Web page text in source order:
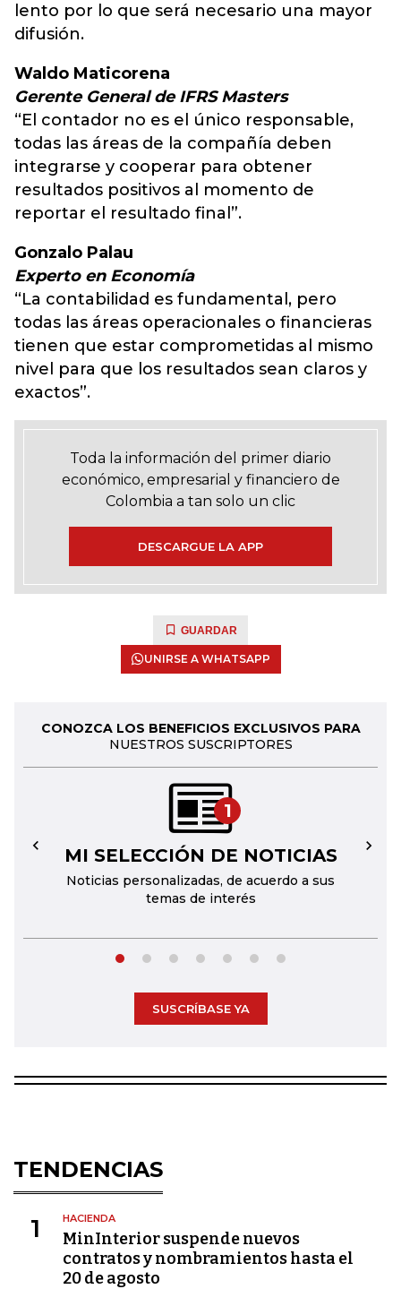
lento por lo que será necesario una mayor
difusión.
Waldo Maticorena
Gerente General de IFRS Masters
“El contador no es el único responsable,
todas las áreas de la compañía deben
integrarse y cooperar para obtener
resultados positivos al momento de
reportar el resultado final”.
Gonzalo Palau
Experto en Economía
“La contabilidad es fundamental, pero
todas las áreas operacionales o financieras
tienen que estar comprometidas al mismo
nivel para que los resultados sean claros y
exactos”.
Toda la información del primer diario
económico, empresarial y financiero de
Colombia a tan solo un clic
DESCARGUE LA APP
GUARDAR
UNIRSE A WHATSAPP
CONOZCA LOS BENEFICIOS EXCLUSIVOS PARA
NUESTROS SUSCRIPTORES
1
MI SELECCIÓN DE NOTICIAS
Noticias personalizadas, de acuerdo a sus
temas de interés
← →
SUSCRÍBASE YA
TENDENCIAS
1 HACIENDA
MinInterior suspende nuevos
contratos y nombramientos hasta el
20 de agosto